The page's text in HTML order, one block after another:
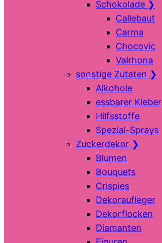
Schokolade ❯
Callebaut
Carma
Chocovic
Valrhona
sonstige Zutaten ❯
Alkohole
essbarer Kleber
Hilfsstoffe
Spezial-Sprays
Zuckerdekor ❯
Blumen
Bouquets
Crispies
Dekoraufleger
Dekorflocken
Diamanten